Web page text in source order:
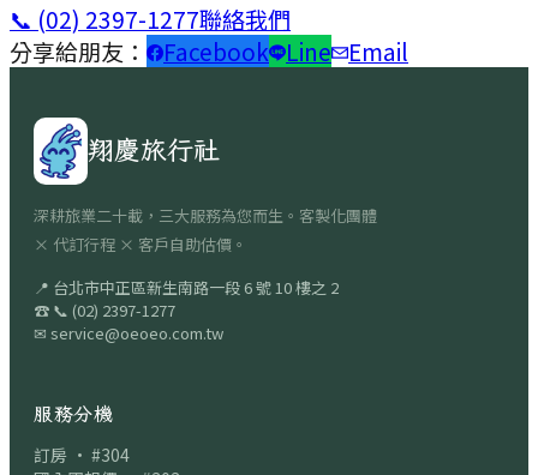
📞 (02) 2397-1277聯絡我們
分享給朋友：
Facebook Line Email
翔慶旅行社
深耕旅業二十載，三大服務為您而生。客製化團體
× 代訂行程 × 客戶自助估價。
📍 台北市中正區新生南路一段 6 號 10 樓之 2
☎ 📞 (02) 2397-1277
✉ service@oeoeo.com.tw
服務分機
訂房 · #304